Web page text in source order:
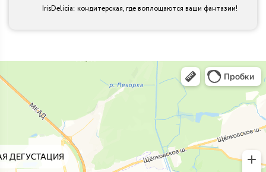
IrisDelicia: кондитерская, где воплощаются ваши фантазии!